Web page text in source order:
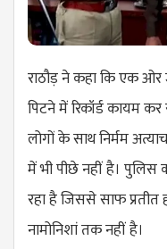
राठौड़ ने कहा कि एक
पिटने में रिकॉर्ड कायम
लोगों के साथ निर्मम
में भी पीछे नहीं है।
रहा है जिससे साफ प्रतीत
नामोनिशां तक नहीं है।